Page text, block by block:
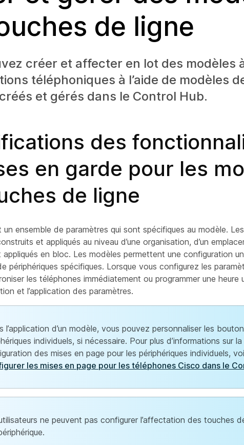
de ligne
créer et affecter en lot des modèles
téléphoniques à l’aide de modèles
et gérés dans le Control Hub.
des
en garde pour les
de ligne
un ensemble de paramètres qui sont spécifiques au modèle.
et appliqués au niveau d’une organisation, d’un
appliqués en bloc. Les modèles permettent une configuration
périphériques spécifiques. Lorsque vous configurez les
les téléphones immédiatement ou programmer une heure
et l’application des paramètres.
l’application d’un modèle, vous pouvez personnaliser les
individuels, si nécessaire. Pour plus d’informations sur la
des mises en page pour les périphériques individuels,
les mises en page pour les téléphones Cisco dans le
ne peuvent pas configurer l’affectation des touches